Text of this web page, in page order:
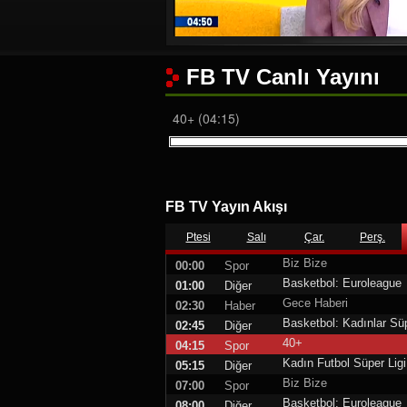
FB TV Canlı Yayını
40+ (04:15)
FB TV Yayın Akışı
Ptesi Salı Çar. Perş.
00:00 Spor
Biz Bize
01:00
Diğer
Basketbol: Euroleague
02:30
Haber
Gece Haberi
02:45
Diğer
Basketbol: Kadınlar
04:15
Spor
40+
05:15
Diğer
Kadın Futbol Süper Ligi
07:00
Spor
Biz Bize
Basketbol: Euroleague